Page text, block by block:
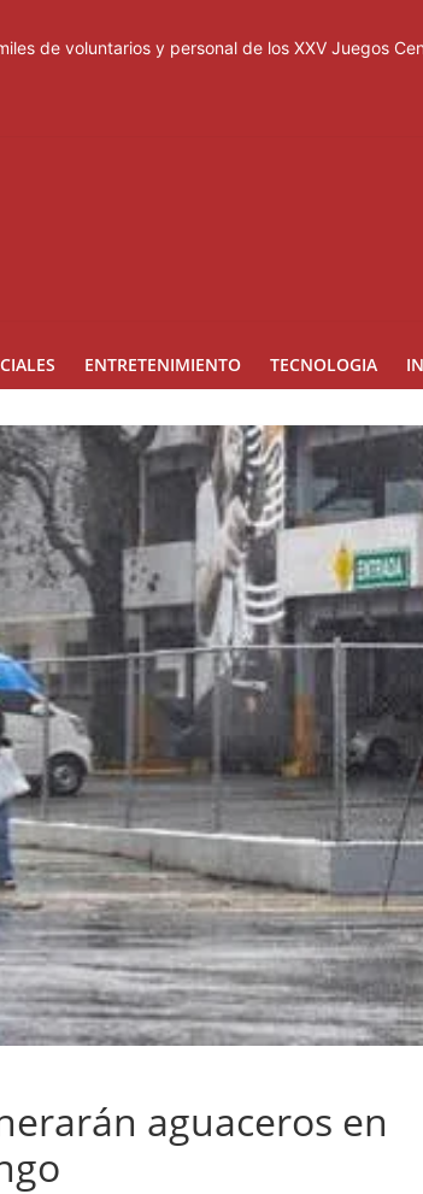
de voluntarios y personal de los XXV Juegos
ENTRETENIMIENTO TECNOLOGIA
aguaceros en